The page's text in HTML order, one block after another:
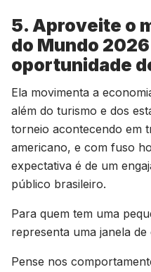
5. Aproveite o
do Mundo
oportunidade
Ela movimenta a
além do turismo e dos
torneio acontecendo em
americano, e com fuso
expectativa é de um
público brasileiro.
Para quem tem uma
representa uma janela
Pense nos